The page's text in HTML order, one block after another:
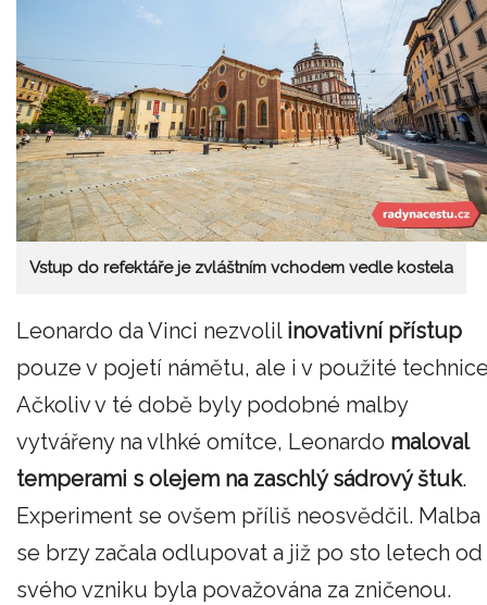
Vstup do refektáře je zvláštním vchodem vedle kostela
Leonardo da Vinci nezvolil inovativní přístup
pouze v pojetí námětu, ale i v použité
Ačkoliv v té době byly podobné malby
vytvářeny na vlhké omítce, Leonardo maloval
temperami s olejem na zaschlý sádrový štuk.
Experiment se ovšem příliš neosvědčil. Malba
se brzy začala odlupovat a již po sto letech od
svého vzniku byla považována za zničenou.